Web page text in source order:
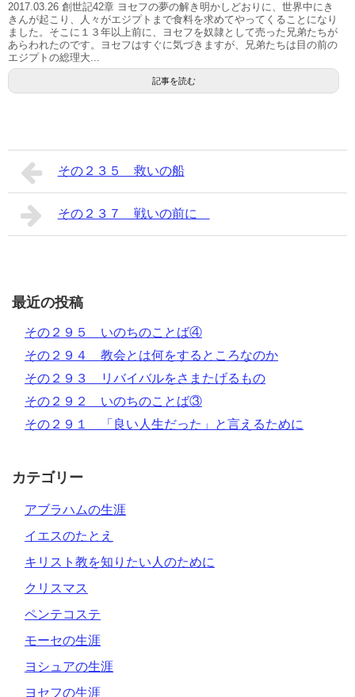
2017.03.26 創世記42章 ヨセフの夢の解き明かしどおりに、世界中にき
きんが起こり、人々がエジプトまで食料を求めてやってくることになり
ました。そこに１３年以上前に、ヨセフを奴隷として売った兄弟たちが
あらわれたのです。ヨセフはすぐに気づきますが、兄弟たちは目の前の
エジプトの総理大...
記事を読む
その２３５ 救いの船
その２３７ 戦いの前に
最近の投稿
その２９５ いのちのことば④
その２９４ 教会とは何をするところなのか
その２９３ リバイバルをさまたげるもの
その２９２ いのちのことば③
その２９１ 「良い人生だった」と言えるために
カテゴリー
アブラハムの生涯
イエスのたとえ
キリスト教を知りたい人のために
クリスマス
ペンテコステ
モーセの生涯
ヨシュアの生涯
ヨセフの生涯